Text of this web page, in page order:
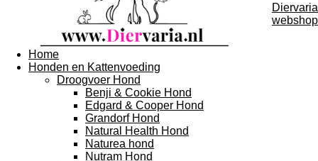
Diervaria
webshop
Home
Honden en Kattenvoeding
Droogvoer Hond
Benji & Cookie Hond
Edgard & Cooper Hond
Grandorf Hond
Natural Health Hond
Naturea hond
Nutram Hond